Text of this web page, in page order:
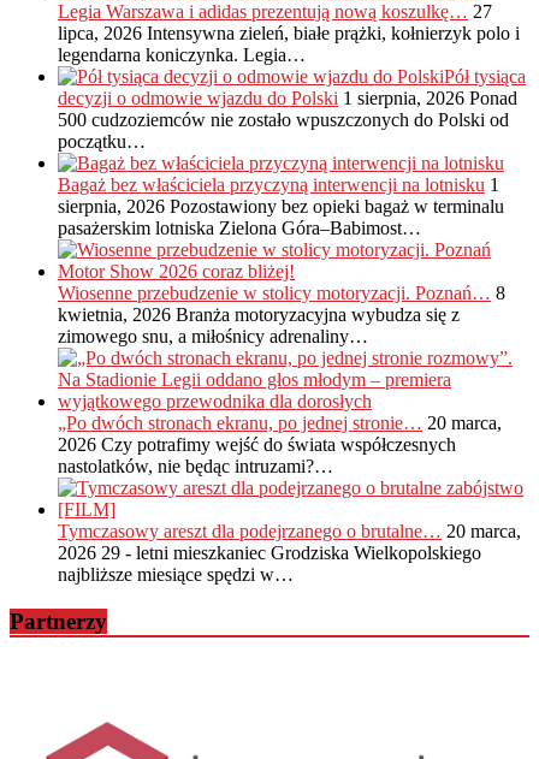
Legia Warszawa i adidas prezentują nową koszulkę… 27
lipca, 2026 Intensywna zieleń, białe prążki, kołnierzyk polo i
legendarna koniczynka. Legia…
Pół tysiąca
decyzji o odmowie wjazdu do Polski 1 sierpnia, 2026 Ponad
500 cudzoziemców nie zostało wpuszczonych do Polski od
początku…
Bagaż bez właściciela przyczyną interwencji na lotnisku 1
sierpnia, 2026 Pozostawiony bez opieki bagaż w terminalu
pasażerskim lotniska Zielona Góra–Babimost…
Wiosenne przebudzenie w stolicy motoryzacji. Poznań… 8
kwietnia, 2026 Branża motoryzacyjna wybudza się z
zimowego snu, a miłośnicy adrenaliny…
„Po dwóch stronach ekranu, po jednej stronie… 20 marca,
2026 Czy potrafimy wejść do świata współczesnych
nastolatków, nie będąc intruzami?…
Tymczasowy areszt dla podejrzanego o brutalne… 20 marca,
2026 29 - letni mieszkaniec Grodziska Wielkopolskiego
najbliższe miesiące spędzi w…
Partnerzy